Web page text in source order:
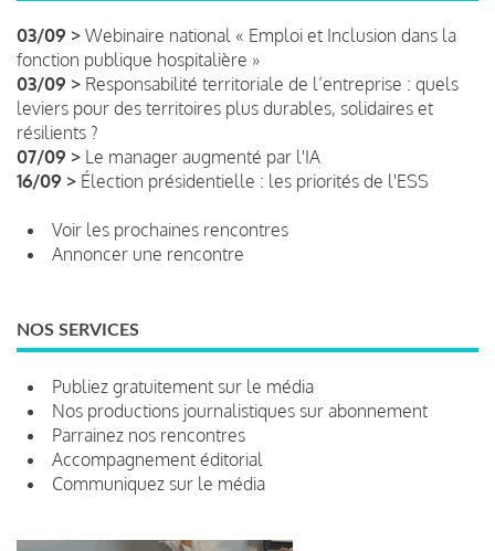
03/09 > Webinaire national « Emploi et Inclusion dans la
fonction publique hospitalière »
03/09 > Responsabilité territoriale de l’entreprise : quels
leviers pour des territoires plus durables, solidaires et
résilients ?
07/09 > Le manager augmenté par l'IA
16/09 > Élection présidentielle : les priorités de l'ESS
Voir les prochaines rencontres
Annoncer une rencontre
NOS SERVICES
Publiez gratuitement sur le média
Nos productions journalistiques sur abonnement
Parrainez nos rencontres
Accompagnement éditorial
Communiquez sur le média